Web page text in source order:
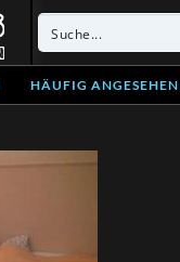
HÄUFIG ANGESEHEN